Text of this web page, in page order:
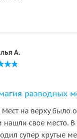
А.
Мест на верху было
нашли свое место. В
супер крутые